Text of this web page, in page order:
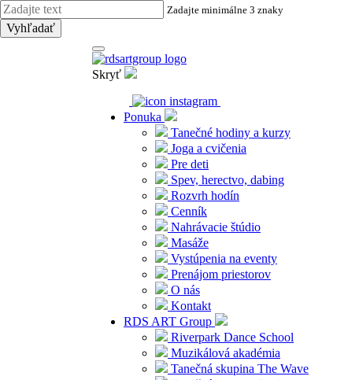
Zadajte minimálne 3 znaky
Vyhľadať
Skryť
Ponuka
Tanečné hodiny a kurzy
Joga a cvičenia
Pre deti
Spev, herectvo, dabing
Rozvrh hodín
Cenník
Nahrávacie štúdio
Masáže
Vystúpenia na eventy
Prenájom priestorov
O nás
Kontakt
RDS ART Group
Riverpark Dance School
Muzikálová akadémia
Tanečná skupina The Wave